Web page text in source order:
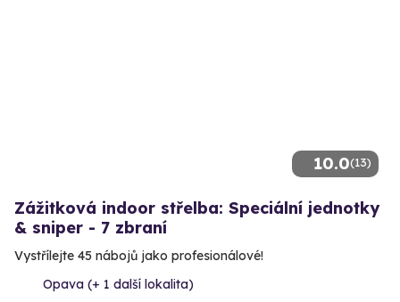
10.0(13)
Zážitková indoor střelba: Speciální jednotky
& sniper - 7 zbraní
Vystřílejte 45 nábojů jako profesionálové!
Opava (+ 1 další lokalita)